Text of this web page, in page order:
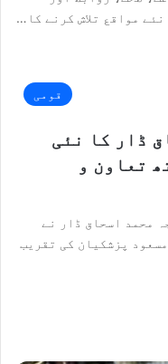
مواقع تلاش کرنے کا…
قومی
ڈار کا نئی
تعاون و
محمد اسحاق ڈار نے
پزشکیان کی تقریب